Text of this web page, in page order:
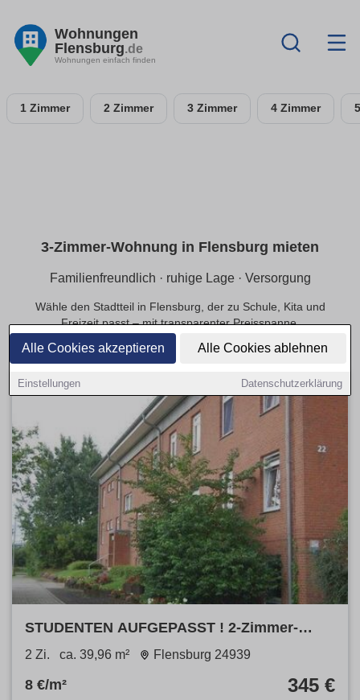
Alle Cookies akzeptieren Alle Cookies ablehnen
Einstellungen Datenschutzerklärung
Wohnungen
Flensburg.de
Wohnungen einfach finden
1 Zimmer 2 Zimmer 3 Zimmer 4 Zimmer
3-Zimmer-Wohnung in Flensburg mieten
Familienfreundlich · ruhige Lage · Versorgung
Wähle den Stadtteil in Flensburg, der zu Schule, Kita und
Freizeit passt – mit transparenter Preisspanne.
STUDENTEN AUFGEPASST ! 2-Zimmer-
Wohnung mit Busanbindung zur Uni
2 Zi. ca. 39,96 m² Flensburg 24939
8 €/m² 345 €